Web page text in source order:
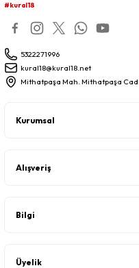
#kural18
5322271996
kural18@kural18.net
Mithatpaşa Mah. Mithatpaşa
Kurumsal
Alışveriş
Bilgi
Üyelik